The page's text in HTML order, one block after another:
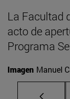
La Facultad
acto de
Programa
Imagen Manuel